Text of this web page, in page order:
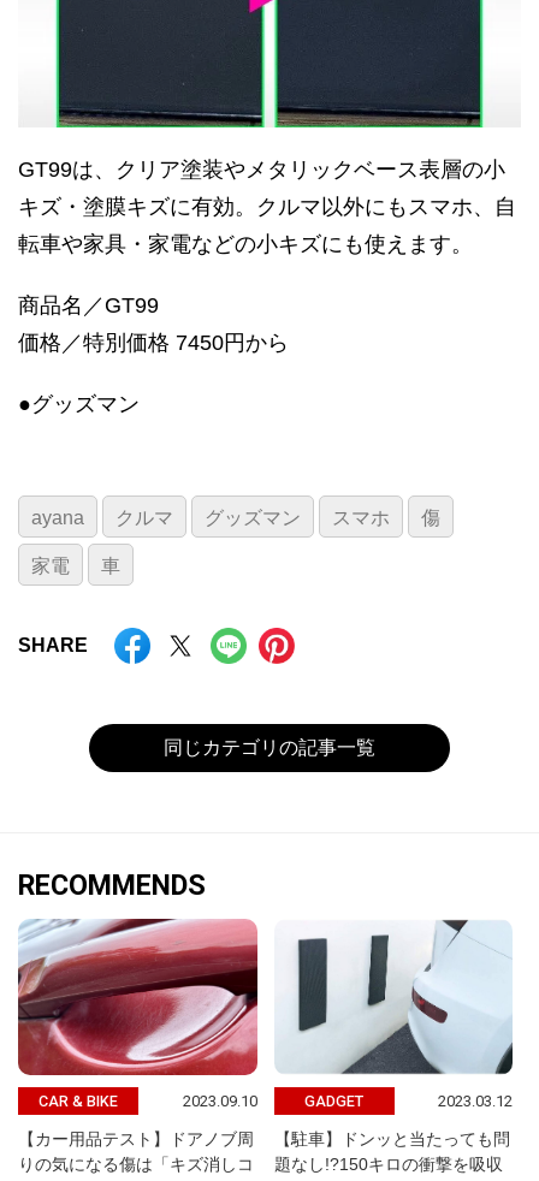
GT99は、クリア塗装やメタリックベース表層の小
キズ・塗膜キズに有効。クルマ以外にもスマホ、自
転車や家具・家電などの小キズにも使えます。
商品名／GT99
価格／特別価格 7450円から
●グッズマン
ayana クルマ グッズマン スマホ 傷
家電 車
SHARE
同じカテゴリの記事一覧
RECOMMENDS
CAR & BIKE 2023.09.10
【カー用品テスト】ドアノブ周
りの気になる傷は「キズ消しコ
GADGET 2023.03.12
【駐車】ドンッと当たっても問
題なし!?150キロの衝撃を吸収